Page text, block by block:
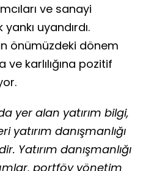
ve sanayi
uyandırdı.
önümüzdeki dönem
karlılığına pozitif
yer alan yatırım bilgi,
yatırım danışmanlığı
Yatırım danışmanlığı
portföy yönetim